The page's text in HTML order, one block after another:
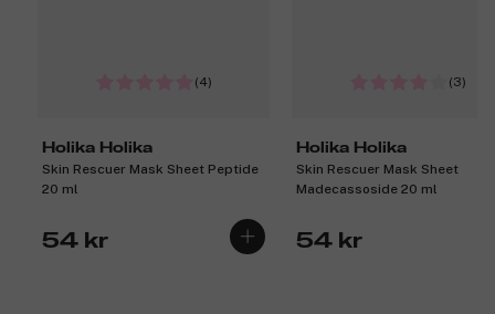
(4)
Holika Holika
Skin Rescuer Mask Sheet Peptide
20 ml
54 kr
(3)
Holika Holika
Skin Rescuer Mask Sheet
Madecassoside 20 ml
54 kr